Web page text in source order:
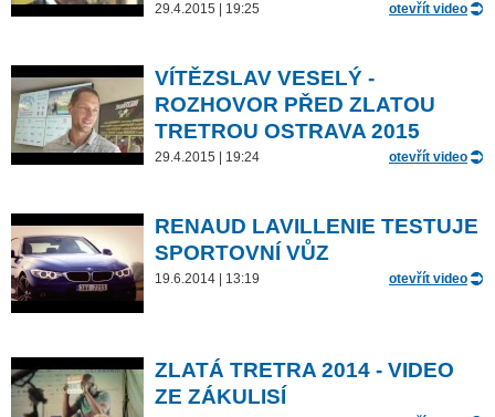
29.4.2015 | 19:25 otevřít video
VÍTĚZSLAV VESELÝ -
ROZHOVOR PŘED ZLATOU
TRETROU OSTRAVA 2015
29.4.2015 | 19:24 otevřít video
RENAUD LAVILLENIE TESTUJE
SPORTOVNÍ VŮZ
19.6.2014 | 13:19 otevřít video
ZLATÁ TRETRA 2014 - VIDEO
ZE ZÁKULISÍ